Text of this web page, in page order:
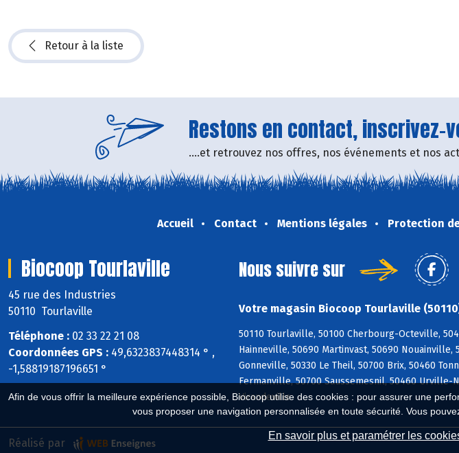
Afin de vous offrir la meilleure expérience possible, Biocoop utilise des cookies : pour assurer une
vous proposer une navigation personnalisée en toute sécurité. Vous
En savoir plus et paramétrer les
Retour à la liste
Restons en contact, inscrivez-
....et retrouvez nos offres, nos événements et nos
Accueil Contact Mentions légales Protection
Biocoop Tourlaville
45 rue des Industries
50110 Tourlaville
Téléphone : 02 33 22 21 08
Coordonnées GPS : 49,6323837448314 ° ,
-1,58819187196651 °
Nous suivre sur
Votre magasin Biocoop Tourlaville
50110 Tourlaville, 50100 Cherbourg-Octeville,
Hainneville, 50690 Martinvast, 50690
Gonneville, 50330 Le Theil, 50700 Brix, 50460
Fermanville, 50700 Saussemesnil, 50460 Urville-
Virandeville
Réalisé par